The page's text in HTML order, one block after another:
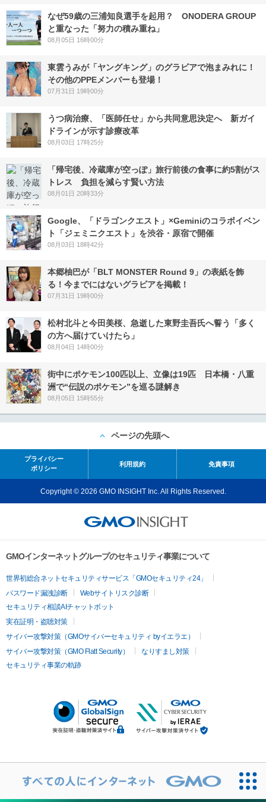
なぜ59歳の三浦知良選手を起用？ ONODERA GROUP
と重なった「努力の積み重ね」
08月05日 16時00分
東雲うみが「ヤングキング」のグラビアで泡まみれに！
その他のPPEメンバーも登場！
07月31日 19時00分
うつ病治療、「医師任せ」から共同意思決定へ 新ガイ
ドラインが示す診療改革
08月03日 17時25分
「帰宅後、冷蔵庫が空っぽ」旅行前後の食事に約5割がス
トレス 負担を減らす賢い方法
08月01日 20時33分
Google、「ドラゴンクエスト」×Geminiのコラボイベン
ト「ジェミニクエスト」を渋谷・原宿で開催
08月03日 18時42分
本郷柚巴が「BLT MONSTER Round 9」の表紙を飾
る！今までにはないグラビアを掲載！
07月31日 19時00分
松村北斗と今田美桜、急逝した東野圭吾氏へ誓う「多く
の方へ届けていけたら」
08月04日 14時00分
街中にポケモン100匹以上、立像は19匹 日本橋・八重
洲で“伝説のポケモン”を巡る謎解き
08月05日 15時55分
ページの先頭へ
プライバシー
ポリシー
利用規約 免責事項
Copyright © 2026 GMO INSIGHT Inc. All Rights Reserved.
GMOインターネットグループのセキュリティ事業について
世界初総合ネットセキュリティサービス「GMOセキュリティ24」
パスワード漏洩診断
Webサイトリスク診断
セキュリティ相談AIチャットボット
実在証明・盗聴対策
サイバー攻撃対策（GMOサイバーセキュリティ byイエラエ）
サイバー攻撃対策（GMO Flatt Security）
なりすまし対策
セキュリティ事業の軌跡